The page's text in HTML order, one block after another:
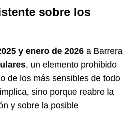
sobre los
y enero de 2026 a Barrera
, un elemento prohibido
de los más sensibles de todo
sino porque reabre la
y sobre la posible